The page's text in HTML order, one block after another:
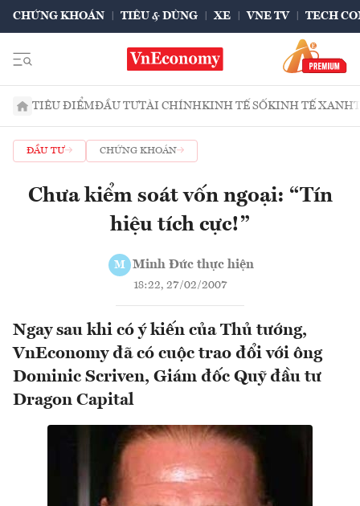
CHỨNG KHOÁN TIÊU & DÙNG XE VNE TV TECH
TIÊU ĐIỂMĐẦU TƯTÀI CHÍNHKINH TẾ SỐKINH TẾ XANH
ĐẦU TƯ CHỨNG KHOÁN
Chưa kiểm soát vốn ngoại: “Tín
hiệu tích cực!”
M Minh Đức thực hiện
18:22, 27/02/2007
Ngay sau khi có ý kiến của Thủ tướng,
VnEconomy đã có cuộc trao đổi với ông
Dominic Scriven, Giám đốc Quỹ đầu tư
Dragon Capital